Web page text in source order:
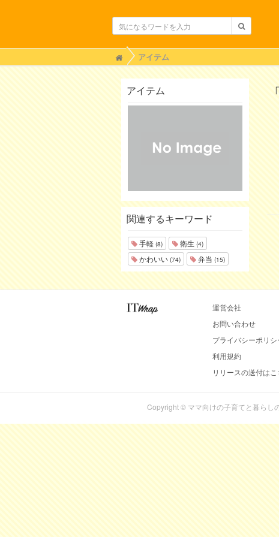
H
o
m
アイテム
アイテム
関連するキーワード
手軽 (8) 衛生 (4)
かわいい (74) 弁当 (15)
運営会社
お問い合わせ
プライバシーポリシ
利用規約
リリースの送付はこ
Copyright © ママ向けの子育てと暮らし